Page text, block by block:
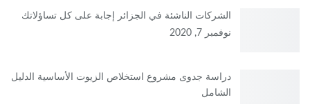
الشركات الناشئة في الجزائر إجابة على كل تساؤلاتك
نوفمبر 7, 2020
دراسة جدوى مشروع استخلاص الزيوت الأساسية الدليل
الشامل